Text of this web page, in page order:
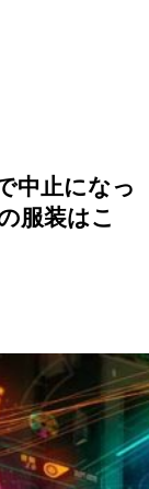
中止になっ
服装はこ